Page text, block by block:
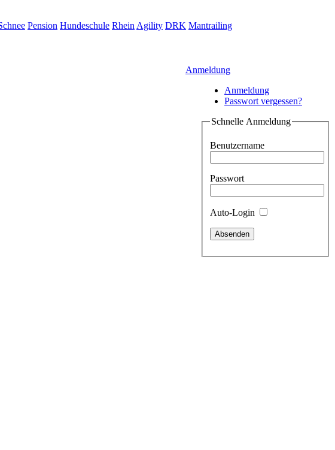
Pension Hundeschule Rhein Agility DRK Mantrailing
Anmeldung
Anmeldung
Passwort vergessen?
Schnelle Anmeldung
Benutzername
Passwort
Auto-Login